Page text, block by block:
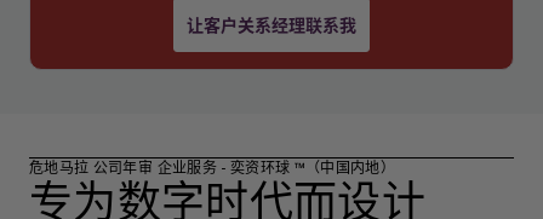
让客户关系经理联系我
危地马拉 公司年审 企业服务 - 奕资环球 ™（中国内地）
专为数字时代而设计